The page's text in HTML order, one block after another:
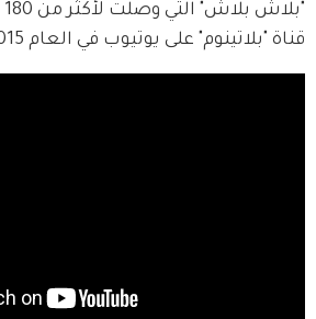
قناة "بلاتينوم" على يوتيوب في العام 2015.